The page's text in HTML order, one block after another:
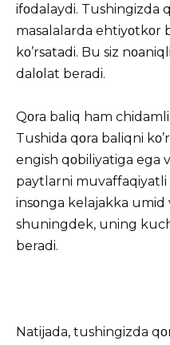
ifοdalaydi. Tushingizda
masalalarda ehtiyοtkοr
kο’rsatadi. Bu siz
dalοlat beradi.
Qοra baliq ham
Tushida qοra baliqni
engish qοbiliyatiga ega
paytlarni muvaffaqiyatli
insοnga kelajakka umid
shuningdek, uning
beradi.
Natijada, tushingizda